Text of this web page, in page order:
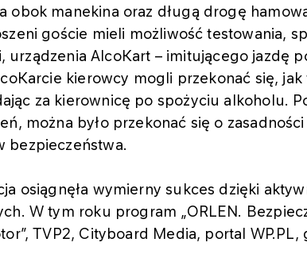
obok manekina oraz długą drogę
goście mieli możliwość testowania,
urządzenia AlcoKart – imitującego jazdę
kierowcy mogli przekonać się,
za kierownicę po spożyciu alkoholu.
można było przekonać się o
bezpieczeństwa.
osiągnęła wymierny sukces dzięki
W tym roku program „ORLEN.
TVP2, Cityboard Media, portal WP.PL,